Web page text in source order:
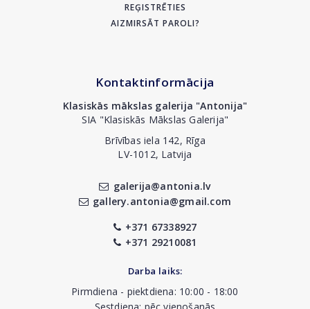
REĢISTRĒTIES
AIZMIRSĀT PAROLI?
Kontaktinformācija
Klasiskās mākslas galerija "Antonija"
SIA "Klasiskās Mākslas Galerija"
Brīvības iela 142, Rīga
LV-1012, Latvija
galerija@antonia.lv
gallery.antonia@gmail.com
+371 67338927
+371 29210081
Darba laiks:
Pirmdiena - piektdiena: 10:00 - 18:00